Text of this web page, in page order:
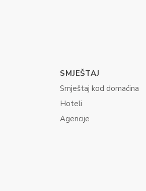
SMJEŠTAJ
Smještaj kod domaćina
Hoteli
Agencije